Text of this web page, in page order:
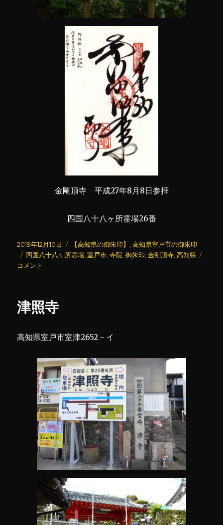
金剛頂寺 平成27年8月8日参拝
四国八十八ヶ所霊場26番
投
稿
日:
2019年12月10日
カ
テ
【高知県の御朱印】 ,高知県室戸市の御朱印
タ
グ
四国八十八ヶ所霊場 ,室戸市 ,寺院 ,御朱印 ,金剛頂寺 ,高知県
コメント
津照寺
高知県室戸市室津2652－イ